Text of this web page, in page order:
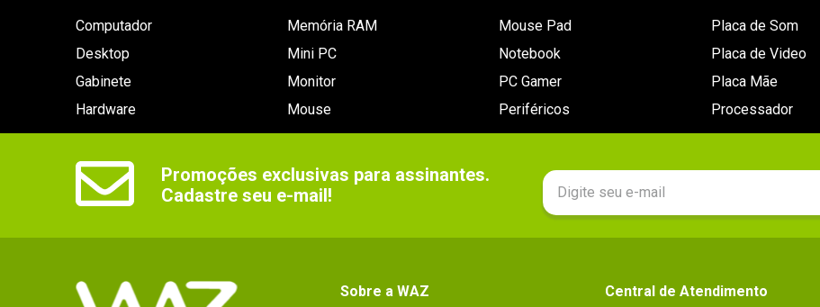
Computador
Desktop
Gabinete
Hardware
Memória RAM
Mini PC
Monitor
Mouse
Mouse Pad
Notebook
PC Gamer
Periféricos
Placa de Som
Placa de Video
Placa Mãe
Processador
Promoções exclusivas para assinantes.
Cadastre seu e-mail!
Sobre a WAZ Central de Atendimento